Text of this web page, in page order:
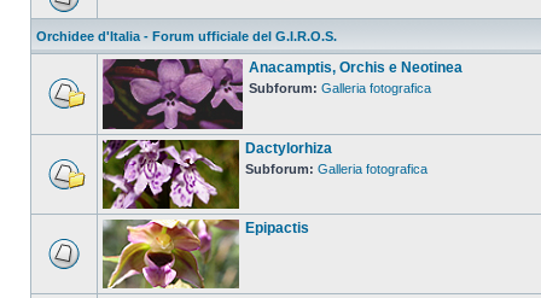
Orchidee d'Italia - Forum ufficiale del G.I.R.O.S.
Anacamptis, Orchis e Neotinea
Subforum: Galleria fotografica
Dactylorhiza
Subforum: Galleria fotografica
Epipactis